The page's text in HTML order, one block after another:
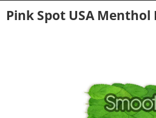
Pink Spot USA Menthol